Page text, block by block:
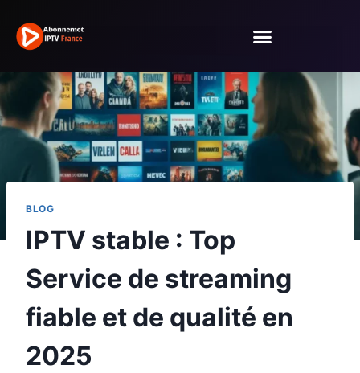
BLOG
IPTV stable : Top
Service de streaming
fiable et de qualité en
2025